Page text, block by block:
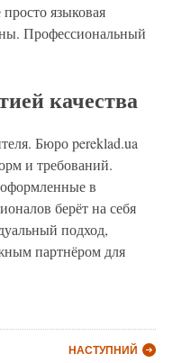
языковая
Профессиональный
качества
Бюро pereklad.ua
и требований.
в
берёт на себя
подход,
партнёром для
НАСТУПНИЙ